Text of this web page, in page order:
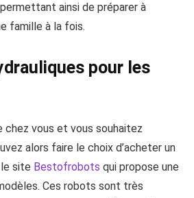
ainsi de préparer à
famille à la fois.
pour les
chez vous et vous souhaitez
alors faire le choix d’acheter un
site Bestofrobots qui propose une
Ces robots sont très